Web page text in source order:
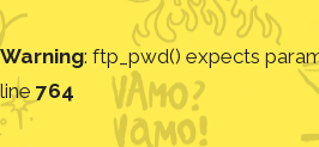
Warning: ftp_pwd() expects
line 764